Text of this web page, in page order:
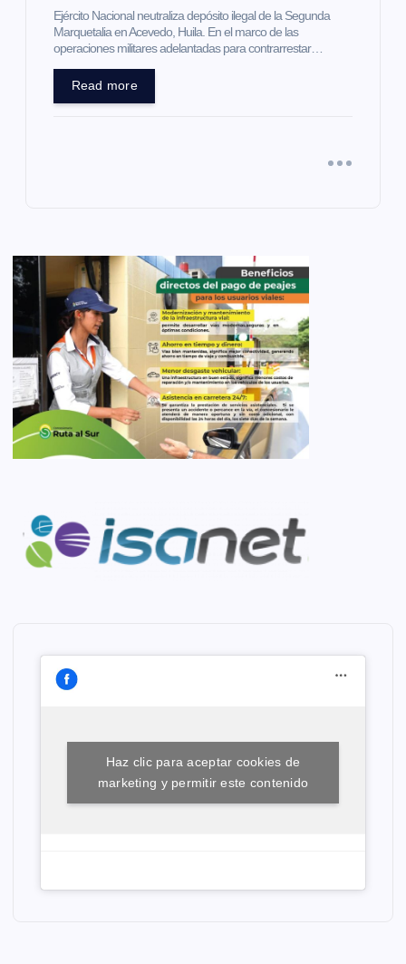
Ejército Nacional neutraliza depósito ilegal de la Segunda
Marquetalia en Acevedo, Huila. En el marco de las
operaciones militares adelantadas para contrarrestar…
Read more
Haz clic para aceptar cookies de
marketing y permitir este contenido